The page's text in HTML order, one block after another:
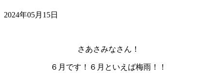
2024年05月15日
さあさみなさん！
６月です！６月といえば梅雨！！